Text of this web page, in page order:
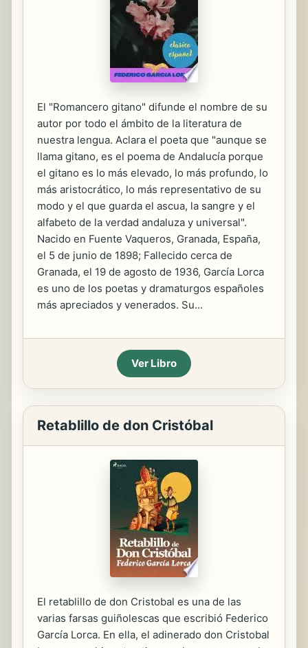
El "Romancero gitano" difunde el nombre de su
autor por todo el ámbito de la literatura de
nuestra lengua. Aclara el poeta que "aunque se
llama gitano, es el poema de Andalucía porque
el gitano es lo más elevado, lo más profundo, lo
más aristocrático, lo más representativo de su
modo y el que guarda el ascua, la sangre y el
alfabeto de la verdad andaluza y universal".
Nacido en Fuente Vaqueros, Granada, España,
el 5 de junio de 1898; Fallecido cerca de
Granada, el 19 de agosto de 1936, García Lorca
es uno de los poetas y dramaturgos españoles
más apreciados y venerados. Su...
Ver Libro
Retablillo de don Cristóbal
El retablillo de don Cristobal es una de las
varias farsas guiñolescas que escribió Federico
García Lorca. En ella, el adinerado don Cristobal